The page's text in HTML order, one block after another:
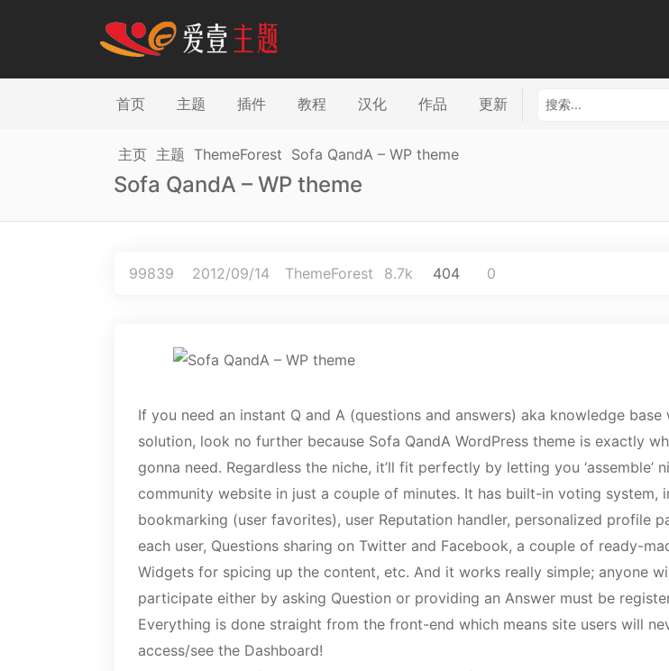
首页 主题 插件 教程 汉化 作品 更新
主页 主题 ThemeForest Sofa QandA – WP theme
Sofa QandA – WP theme
99839 2012/09/14 ThemeForest 8.7k 404 0
If you need an instant Q and A (questions and answers) aka knowledge base
solution, look no further because Sofa QandA WordPress theme is exactly
gonna need. Regardless the niche, it’ll fit perfectly by letting you ‘assemble’
community website in just a couple of minutes. It has built-in voting system,
bookmarking (user favorites), user Reputation handler, personalized profile
each user, Questions sharing on Twitter and Facebook, a couple of ready-
Widgets for spicing up the content, etc. And it works really simple; anyone
participate either by asking Question or providing an Answer must be
Everything is done straight from the front-end which means site users will
access/see the Dashboard!